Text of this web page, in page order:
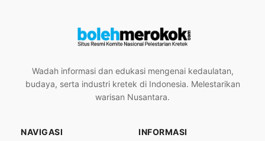
Wadah informasi dan edukasi mengenai kedaulatan,
budaya, serta industri kretek di Indonesia. Melestarikan
warisan Nusantara.
NAVIGASI INFORMASI